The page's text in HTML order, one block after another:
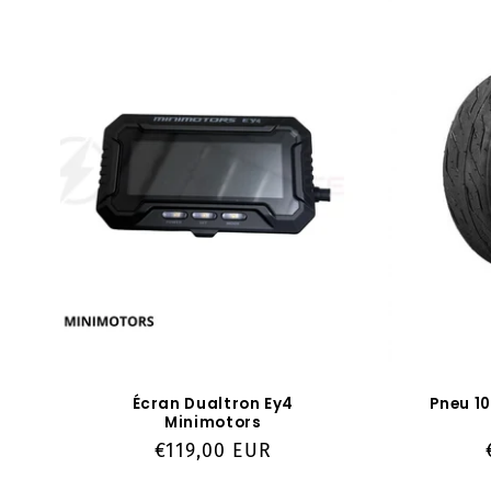
n
Écran Dualtron Ey4
Minimotors
Prix
€119,00 EUR
Pneu